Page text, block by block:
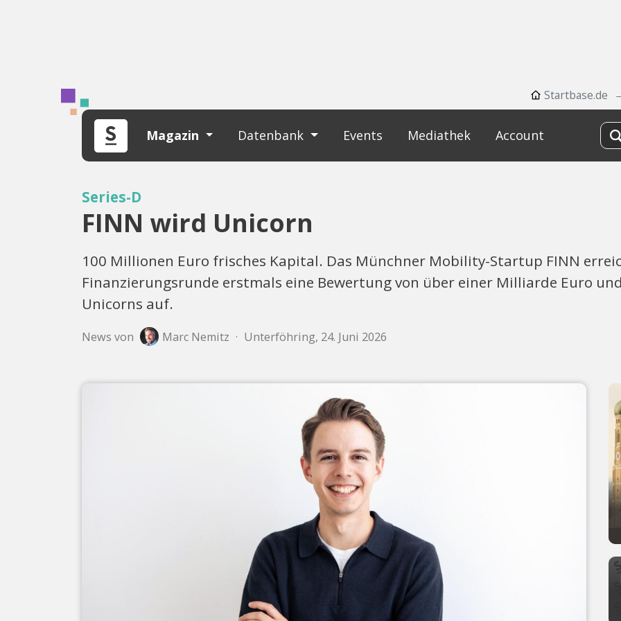
Startbase.de
Magazin Datenbank Events Mediathek Account
Series-D
FINN wird Unicorn
100 Millionen Euro frisches Kapital. Das Münchner Mobility-Startup FINN
Finanzierungsrunde erstmals eine Bewertung von über einer Milliarde Euro
Unicorns auf.
News von Marc Nemitz · Unterföhring, 24. Juni 2026